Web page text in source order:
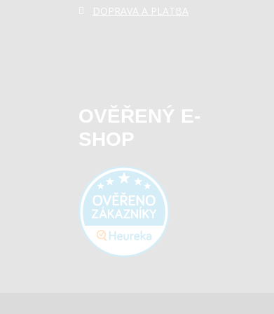
DOPRAVA A PLATBA
OVĚŘENÝ E-
SHOP